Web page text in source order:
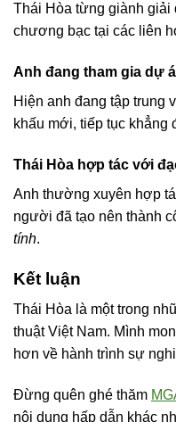
Thái Hòa từng giành giải
chương bạc tại các liên
Anh đang tham gia dự
Hiện anh đang tập trung
khấu mới, tiếp tục khẳng
Thái Hòa hợp tác với
Anh thường xuyên hợp
người đã tạo nên thành
tính.
Kết luận
Thái Hòa là một trong
thuật Việt Nam. Mình
hơn về hành trình sự
Đừng quên ghé thăm
nội dung hấp dẫn khác